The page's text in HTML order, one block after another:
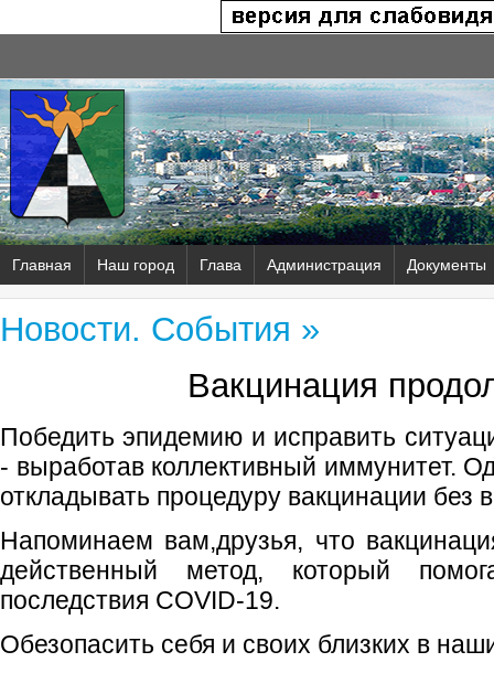
Главная Наш город Глава Администрация Документы
Новости. События »
Вакцинация
Победить эпидемию и исправить
- выработав коллективный иммунитет.
откладывать процедуру вакцинации без
Напоминаем вам,друзья, что
действенный метод, который
последствия COVID-19.
Обезопасить себя и своих близких в